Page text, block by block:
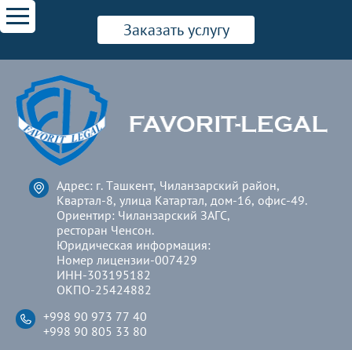
Заказать услугу
Адрес: г. Ташкент, Чиланзарский район,
Квартал-8, улица Катартал, дом-16, офис-49.
Ориентир: Чиланзарский ЗАГС,
ресторан Ченсон.
Юридическая информация:
Номер лицензии-007429
ИНН-303195182
ОКПО-25424882
+998 90 973 77 40
+998 90 805 33 80